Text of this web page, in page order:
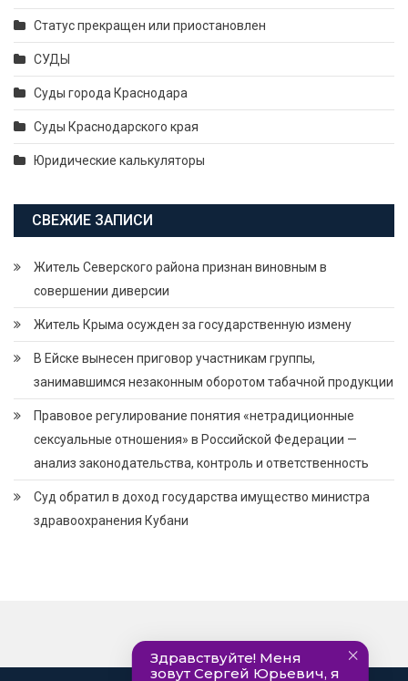
Статус прекращен или приостановлен
СУДЫ
Суды города Краснодара
Суды Краснодарского края
Юридические калькуляторы
СВЕЖИЕ ЗАПИСИ
Житель Северского района признан виновным в
совершении диверсии
Житель Крыма осужден за государственную измену
В Ейске вынесен приговор участникам группы,
занимавшимся незаконным оборотом табачной продукции
Правовое регулирование понятия «нетрадиционные
сексуальные отношения» в Российской Федерации —
анализ законодательства, контроль и ответственность
Суд обратил в доход государства имущество министра
здравоохранения Кубани